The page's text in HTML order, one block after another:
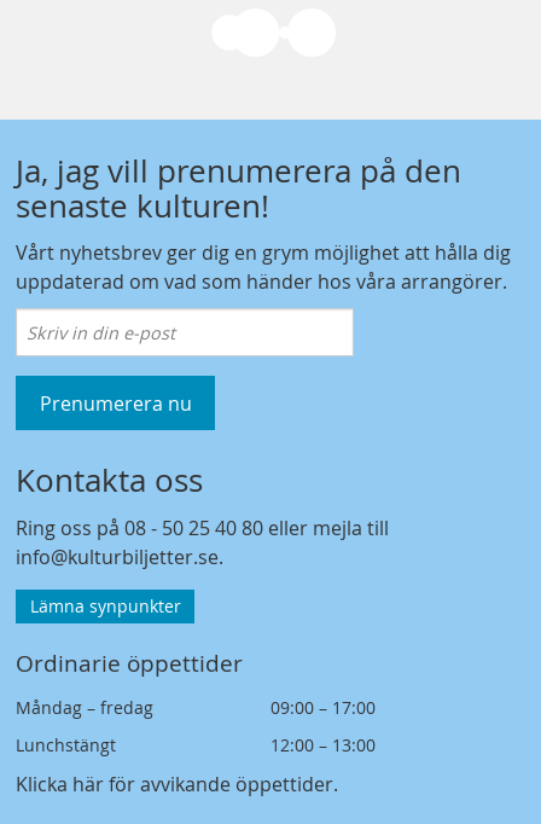
Ja, jag vill prenumerera på den
senaste kulturen!
Vårt nyhetsbrev ger dig en grym möjlighet att hålla dig
uppdaterad om vad som händer hos våra arrangörer.
Prenumerera nu
Kontakta oss
Ring oss på08 - 50 25 40 80 eller mejla till
info@kulturbiljetter.se.
Lämna synpunkter
Ordinarie öppettider
Måndag – fredag
09:00 – 17:00
Lunchstängt
12:00 – 13:00
Klicka här för avvikande öppettider.